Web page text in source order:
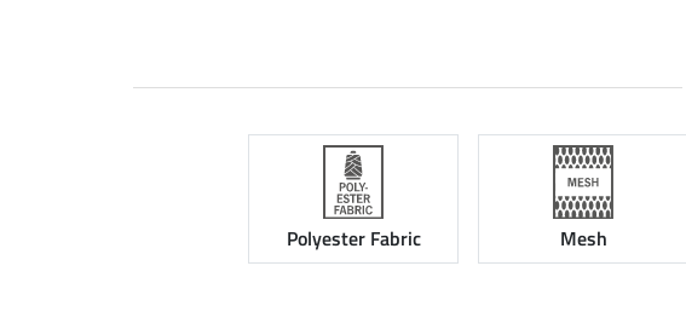
Polyester Fabric Mesh